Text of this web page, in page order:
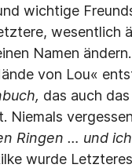
wichtige
wesentlich
Namen
von Lou«
das auch
Niemals
Ringen … und
wurde